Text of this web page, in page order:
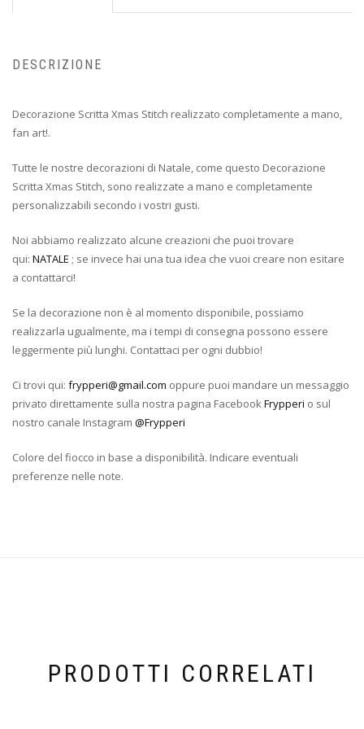
DESCRIZIONE
Decorazione Scritta Xmas Stitch realizzato completamente a mano,
fan art!.
Tutte le nostre decorazioni di Natale, come questo Decorazione
Scritta Xmas Stitch, sono realizzate a mano e completamente
personalizzabili secondo i vostri gusti.
Noi abbiamo realizzato alcune creazioni che puoi trovare
qui: NATALE ; se invece hai una tua idea che vuoi creare non esitare
a contattarci!
Se la decorazione non è al momento disponibile, possiamo
realizzarla ugualmente, ma i tempi di consegna possono essere
leggermente più lunghi. Contattaci per ogni dubbio!
Ci trovi qui: frypperi@gmail.com oppure puoi mandare un messaggio
privato direttamente sulla nostra pagina Facebook Frypperi o sul
nostro canale Instagram @Frypperi
Colore del fiocco in base a disponibilità. Indicare eventuali
preferenze nelle note.
PRODOTTI CORRELATI